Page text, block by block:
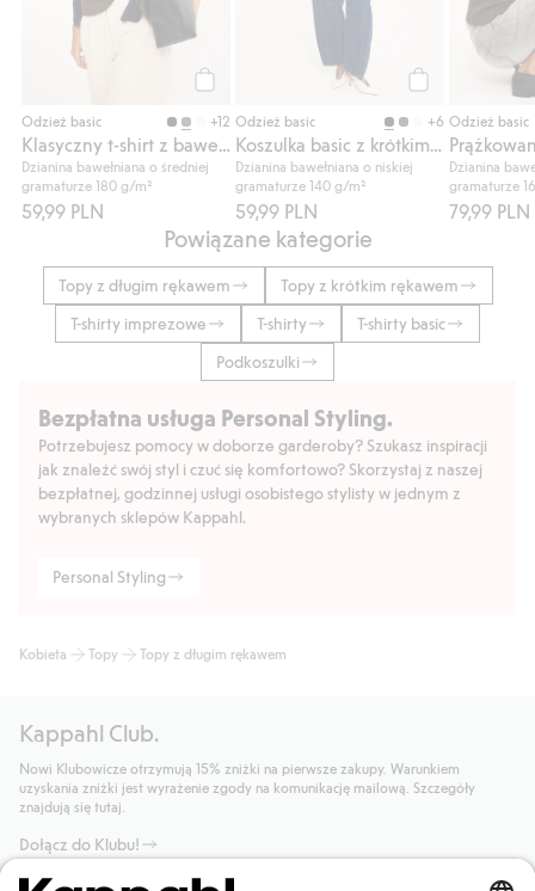
Odzież basic +12
Dzianina bawełniana o średniej
gramaturze 180 g/m²
59,99 PLN
Odzież basic +6
Dzianina bawełniana o niskiej
gramaturze 140 g/m²
59,99 PLN
Odzież basic
Dzianina
gramaturze
79,99 PLN
Powiązane kategorie
Topy z długim rękawem
Topy z krótkim rękawem
T-shirty imprezowe
T-shirty
T-shirty basic
Podkoszulki
Bezpłatna usługa Personal Styling.
Potrzebujesz pomocy w doborze garderoby? Szukasz inspiracji
jak znaleźć swój styl i czuć się komfortowo? Skorzystaj z naszej
bezpłatnej, godzinnej usługi osobistego stylisty w jednym z
wybranych sklepów Kappahl.
Personal Styling
Kobieta Topy Topy z długim rękawem
Kappahl Club.
Nowi Klubowicze otrzymują 15% zniżki na pierwsze zakupy. Warunkiem
uzyskania zniżki jest wyrażenie zgody na komunikację mailową. Szczegóły
znajdują się tutaj.
Dołącz do Klubu!